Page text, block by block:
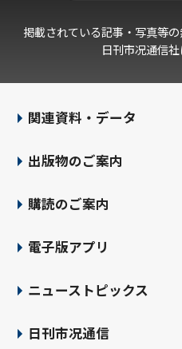
掲載されている記事・写真等
日刊市况通信社
関連資料・データ
出版物のご案内
購読のご案内
電子版アプリ
ニューストピックス
日刊市况通信